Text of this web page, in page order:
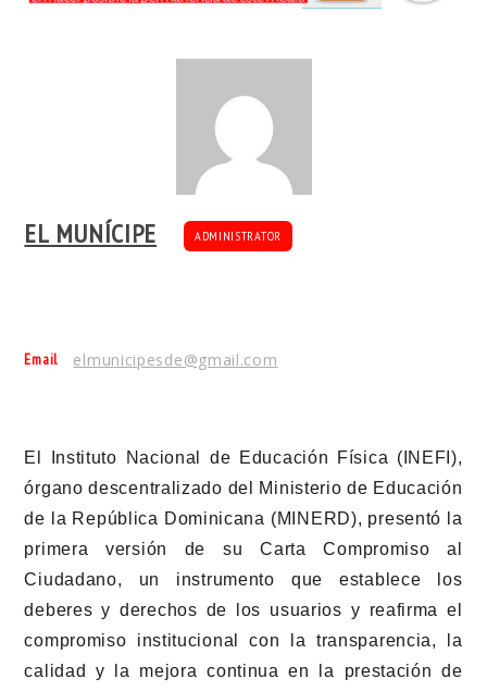
EL MUNÍCIPE ADMINISTRATOR
Email elmunicipesde@gmail.com
El Instituto Nacional de Educación Física (INEFI),
órgano descentralizado del Ministerio de Educación
de la República Dominicana (MINERD), presentó la
primera versión de su Carta Compromiso al
Ciudadano, un instrumento que establece los
deberes y derechos de los usuarios y reafirma el
compromiso institucional con la transparencia, la
calidad y la mejora continua en la prestación de